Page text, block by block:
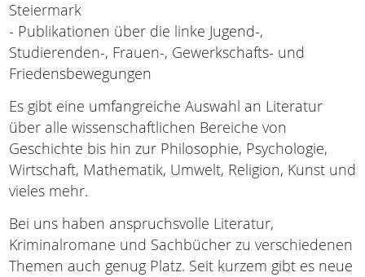
Steiermark
- Publikationen über die linke Jugend-,
Studierenden-, Frauen-, Gewerkschafts- und
Friedensbewegungen
Es gibt eine umfangreiche Auswahl an Literatur
über alle wissenschaftlichen Bereiche von
Geschichte bis hin zur Philosophie, Psychologie,
Wirtschaft, Mathematik, Umwelt, Religion, Kunst und
vieles mehr.
Bei uns haben anspruchsvolle Literatur,
Kriminalromane und Sachbücher zu verschiedenen
Themen auch genug Platz. Seit kurzem gibt es neue